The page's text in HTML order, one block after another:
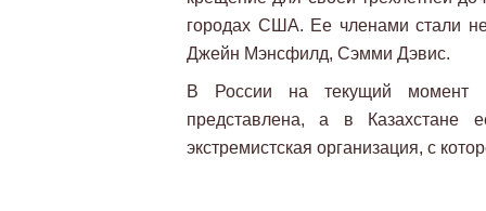
городах США. Ее членами стали
Джейн Мэнсфилд, Сэмми Дэвис.
В России на текущий момент
представлена, а в Казахстане
экстремистская организация, с